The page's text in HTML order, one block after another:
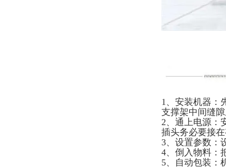
1、安装机器：
支撑架中间缝
2、通上电源：
插头务必要接
3、设置参数：
4、倒入物料：
5、自动包装：